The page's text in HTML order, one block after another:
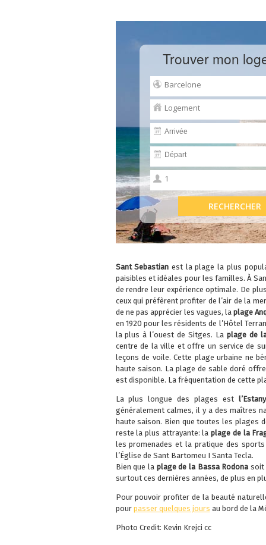
Trouver mon
Sant Sebastian est la plage la plus
paisibles et idéales pour les familles. À
de rendre leur expérience optimale. De
ceux qui préfèrent profiter de l’air de la
de ne pas apprécier les vagues, la plage
en 1920 pour les résidents de l’Hôtel
la plus à l’ouest de Sitges. La plage de
centre de la ville et offre un service de
leçons de voile. Cette plage urbaine ne
haute saison. La plage de sable doré
est disponible. La fréquentation de cette
La plus longue des plages est
généralement calmes, il y a des maîtres
haute saison. Bien que toutes les plages
reste la plus attrayante: laplage de la
les promenades et la pratique des
l’Église de Sant Bartomeu I Santa Tecla.
Bien que la plage de la Bassa Rodona soit
surtout ces dernières années, de plus en
Pour pouvoir profiter de la beauté
pour passer quelques jours au bord de la
Photo Credit: Kevin Krejci cc